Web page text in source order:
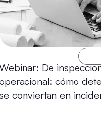
De
cómo
conviertan en